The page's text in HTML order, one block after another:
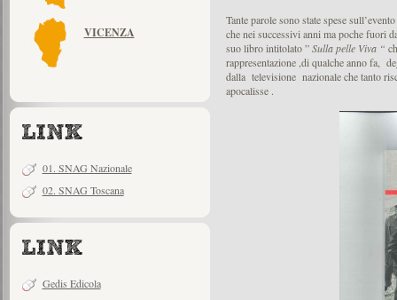
VICENZA
01. SNAG Nazionale
02. SNAG Toscana
Gedis Edicola
Tante parole sono state spese
che nei successivi anni ma poche fuori
suo libro intitolato ”Sulla pelle Viva “
rappresentazione ,di qualche anno fa,
dalla televisione nazionale che tanto
apocalisse .